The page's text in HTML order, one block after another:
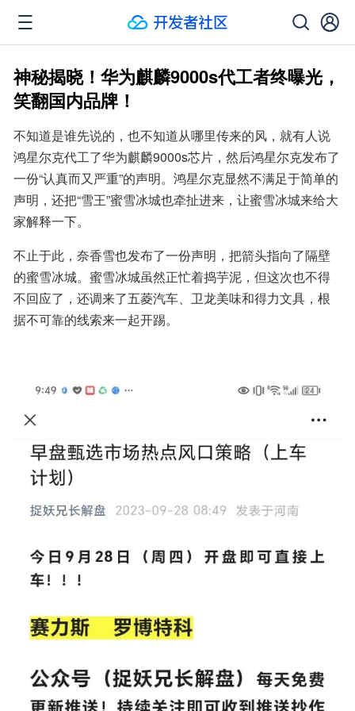
神秘揭晓！华为麒麟9000s代工者终曝光，
笑翻国内品牌！
不知道是谁先说的，也不知道从哪里传来的风，就有人说
鸿星尔克代工了华为麒麟9000s芯片，然后鸿星尔克发布了
一份“认真而又严重”的声明。鸿星尔克显然不满足于简单的
声明，还把“雪王”蜜雪冰城也牵扯进来，让蜜雪冰城来给大
家解释一下。
不止于此，奈香雪也发布了一份声明，把箭头指向了隔壁
的蜜雪冰城。蜜雪冰城虽然正忙着捣芋泥，但这次也不得
不回应了，还调来了五菱汽车、卫龙美味和得力文具，根
据不可靠的线索来一起开踢。